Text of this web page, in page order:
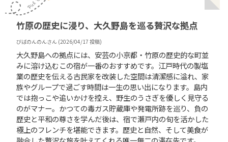
竹原の歴史に浸り、大久野島を巡る贅沢な拠点
びばのんのんさん (2026/04/17 投稿)
大久野島への拠点には、安芸の小京都・竹原の歴史的な町並
みに溶け込むこの宿が一番のおすすめです。江戸時代の製塩
業の歴史を伝える古民家を改装した空間は清潔感に溢れ、家
族やグループで過ごす時間は一生の思い出になります。島内
では抱っこや追いかけを控え、野生のうさぎを優しく見守る
のがマナー。かつての毒ガス貯蔵庫や発電所跡を巡り、負の
歴史と平和の尊さを学んだ後は、宿で瀬戸内の旬を活かした
極上のフレンチを堪能できます。歴史と自然、そして美食が